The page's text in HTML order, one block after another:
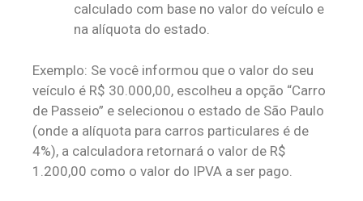
calculado com base no valor do veículo e
na alíquota do estado.
Exemplo: Se você informou que o valor do seu
veículo é R$ 30.000,00, escolheu a opção “Carro
de Passeio” e selecionou o estado de São Paulo
(onde a alíquota para carros particulares é de
4%), a calculadora retornará o valor de R$
1.200,00 como o valor do IPVA a ser pago.